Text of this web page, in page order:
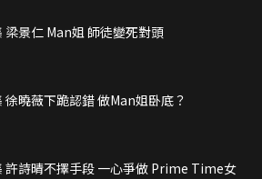
梁景仁 Man姐 師徒變死對頭
徐曉薇下跪認錯 做Man姐卧底？
許詩晴不擇手段 一心爭做 Prime Time女